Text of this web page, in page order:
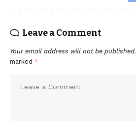
Leave a Comment
Your email address will not be published.
marked *